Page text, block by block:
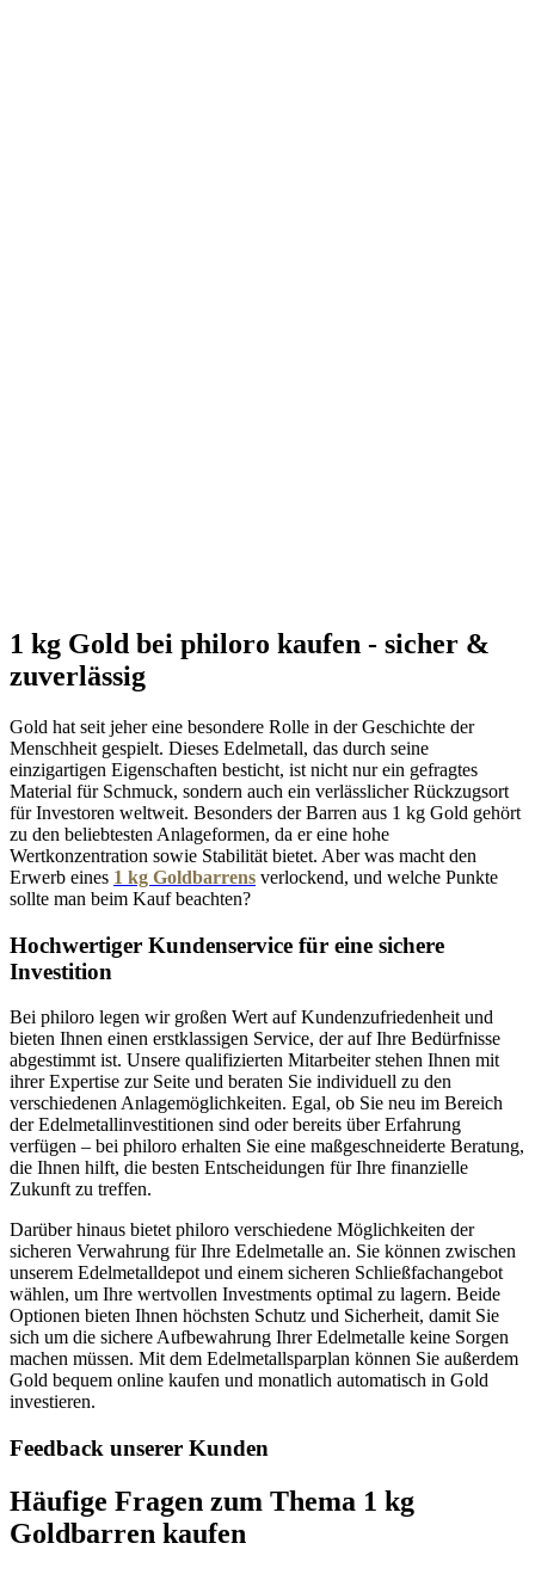
1 kg Gold bei philoro kaufen - sicher &
zuverlässig
Gold hat seit jeher eine besondere Rolle in der Geschichte der
Menschheit gespielt. Dieses Edelmetall, das durch seine
einzigartigen Eigenschaften besticht, ist nicht nur ein gefragtes
Material für Schmuck, sondern auch ein verlässlicher Rückzugsort
für Investoren weltweit. Besonders der Barren aus 1 kg Gold gehört
zu den beliebtesten Anlageformen, da er eine hohe
Wertkonzentration sowie Stabilität bietet. Aber was macht den
Erwerb eines 1 kg Goldbarrens verlockend, und welche Punkte
sollte man beim Kauf beachten?
Hochwertiger Kundenservice für eine sichere
Investition
Bei philoro legen wir großen Wert auf Kundenzufriedenheit und
bieten Ihnen einen erstklassigen Service, der auf Ihre Bedürfnisse
abgestimmt ist. Unsere qualifizierten Mitarbeiter stehen Ihnen mit
ihrer Expertise zur Seite und beraten Sie individuell zu den
verschiedenen Anlagemöglichkeiten. Egal, ob Sie neu im Bereich
der Edelmetallinvestitionen sind oder bereits über Erfahrung
verfügen – bei philoro erhalten Sie eine maßgeschneiderte Beratung,
die Ihnen hilft, die besten Entscheidungen für Ihre finanzielle
Zukunft zu treffen.
Darüber hinaus bietet philoro verschiedene Möglichkeiten der
sicheren Verwahrung für Ihre Edelmetalle an. Sie können zwischen
unserem Edelmetalldepot und einem sicheren Schließfachangebot
wählen, um Ihre wertvollen Investments optimal zu lagern. Beide
Optionen bieten Ihnen höchsten Schutz und Sicherheit, damit Sie
sich um die sichere Aufbewahrung Ihrer Edelmetalle keine Sorgen
machen müssen. Mit dem Edelmetallsparplan können Sie außerdem
Gold bequem online kaufen und monatlich automatisch in Gold
investieren.
Feedback unserer Kunden
Häufige Fragen zum Thema 1 kg
Goldbarren kaufen